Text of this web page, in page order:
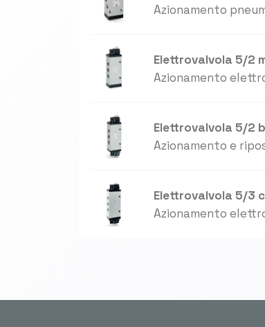
Azionamento
Elettrovalvola 5/2
Azionamento
Elettrovalvola 5/2
Azionamento e
Elettrovalvola 5/3
Azionamento